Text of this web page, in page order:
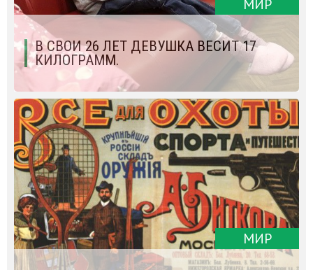
МИР
В СВОИ 26 ЛЕТ ДЕВУШКА ВЕСИТ 17
КИЛОГРАММ.
МИР